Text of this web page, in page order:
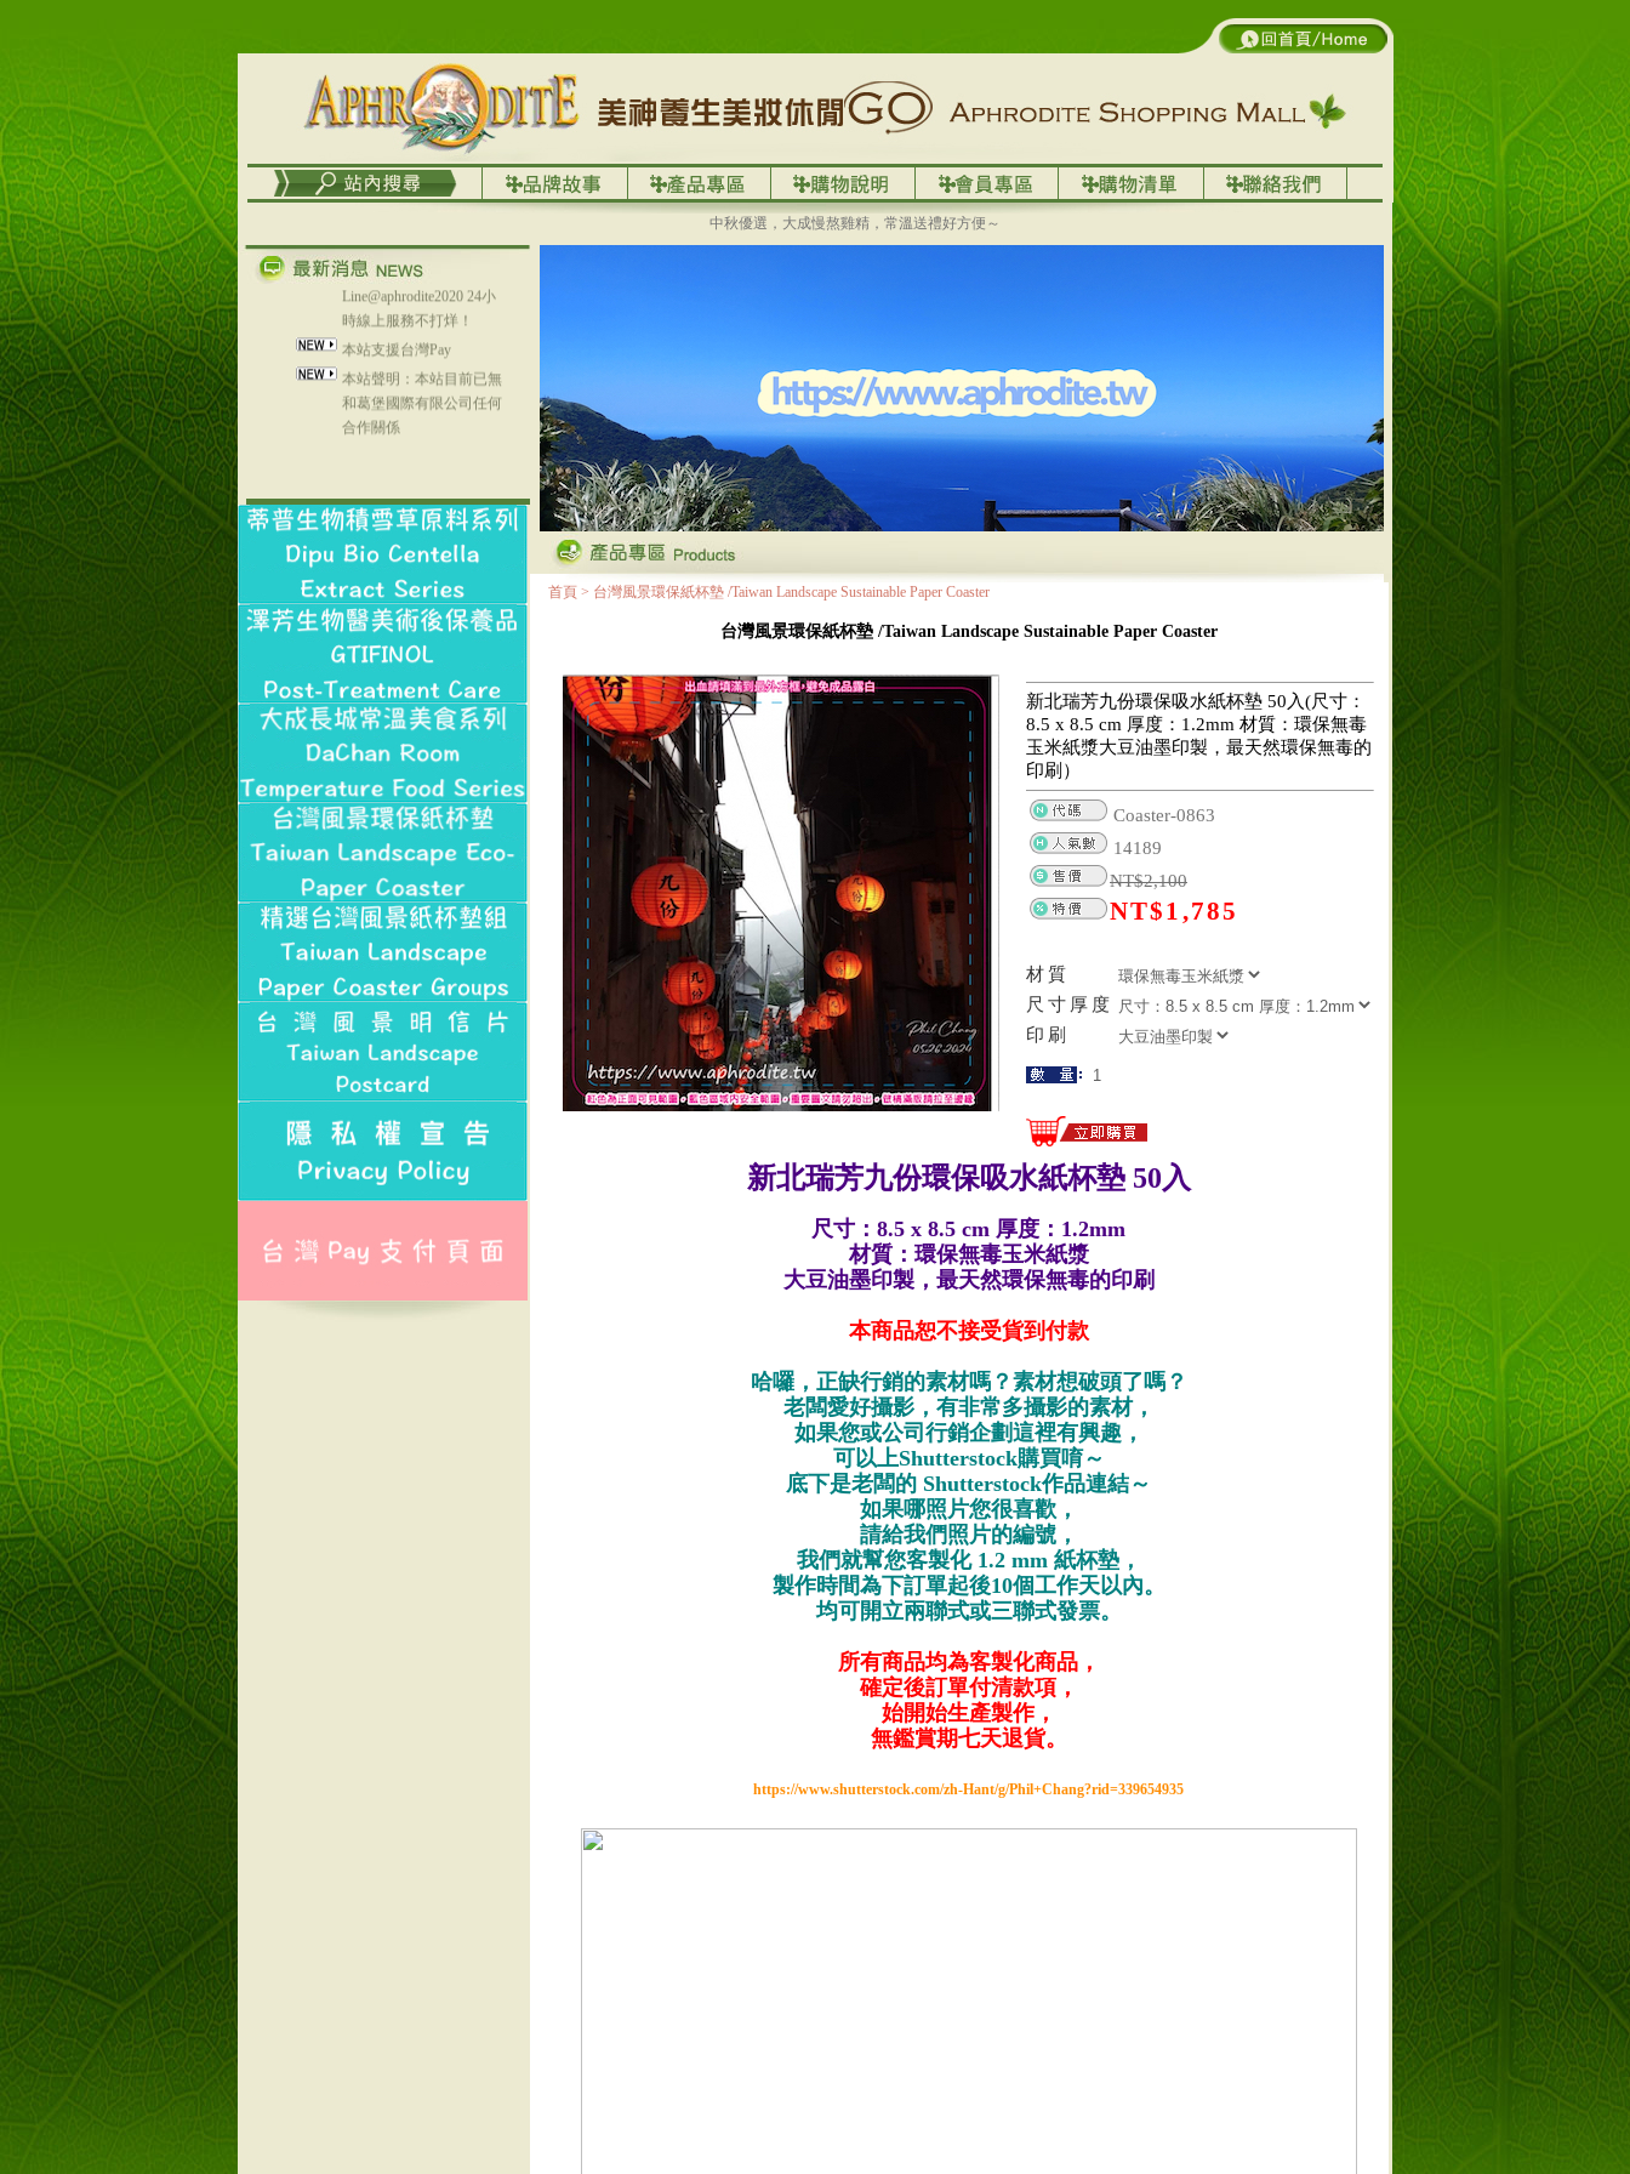
中秋優選，大成慢熬雞精，常溫送禮好方便～
在外租屋者、居住處無管
理員、不方便在工作地點
取件者，歡迎多多使用
【郵局i郵箱】的服務喔～
【i郵箱】設立的地點，請
成功加入
Line@aphrodite2020 24小
時線上服務不打烊！
本站支援台灣Pay
本站聲明：本站目前已無
和葛堡國際有限公司任何
合作關係
本站支援支付宝
NT$320(RMB￥71.00)
首頁 > 台灣風景環保紙杯墊 /Taiwan Landscape Sustainable Paper Coaster
台灣風景環保紙杯墊 /Taiwan Landscape Sustainable Paper Coaster
新北瑞芳九份環保吸水紙杯墊 50入(尺寸：
8.5 x 8.5 cm 厚度：1.2mm 材質：環保無毒
玉米紙漿大豆油墨印製，最天然環保無毒的
印刷）
Coaster-0863
14189
NT$2,100
NT$1,785
材質
尺寸厚度
印刷
新北瑞芳九份環保吸水紙杯墊 50入
尺寸：8.5 x 8.5 cm 厚度：1.2mm
材質：環保無毒玉米紙漿
大豆油墨印製，最天然環保無毒的印刷
本商品恕不接受貨到付款
哈囉，正缺行銷的素材嗎？素材想破頭了嗎？
老闆愛好攝影，有非常多攝影的素材，
如果您或公司行銷企劃這裡有興趣，
可以上Shutterstock購買唷～
底下是老闆的 Shutterstock作品連結～
如果哪照片您很喜歡，
請給我們照片的編號，
我們就幫您客製化 1.2 mm 紙杯墊，
製作時間為下訂單起後10個工作天以內。
均可開立兩聯式或三聯式發票。
所有商品均為客製化商品，
確定後訂單付清款項，
始開始生產製作，
無鑑賞期七天退貨。
https://www.shutterstock.com/zh-Hant/g/Phil+Chang?rid=339654935